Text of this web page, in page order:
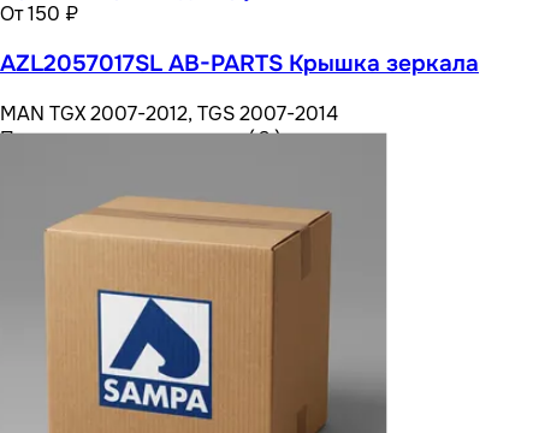
От 150 ₽
AZL2057017SL AB-PARTS Крышка зеркала
MAN TGX 2007-2012, TGS 2007-2014
Посмотреть все варианты ( 3 )